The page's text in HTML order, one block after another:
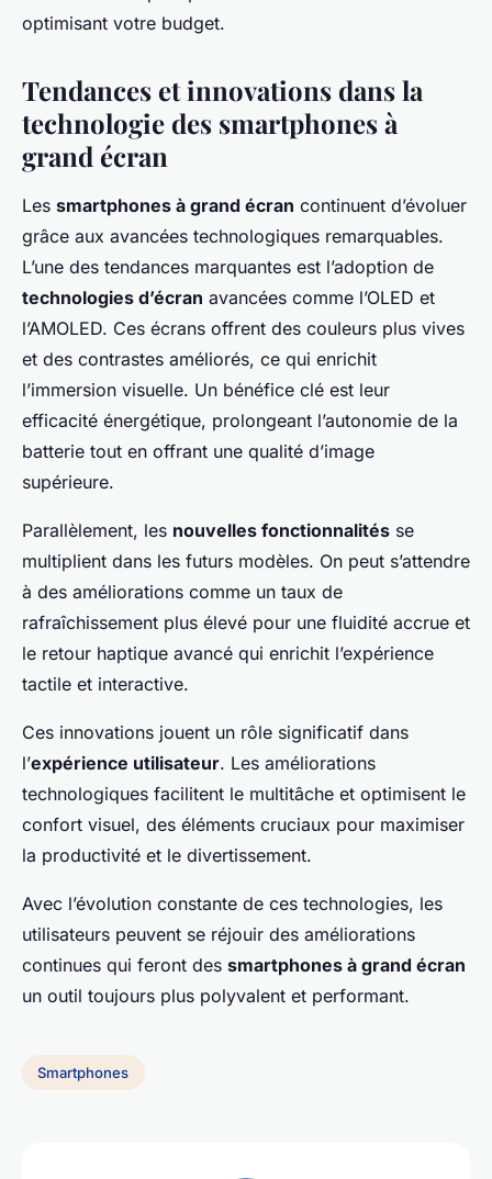
optimisant votre budget.
Tendances et innovations dans la
technologie des smartphones à
grand écran
Les smartphones à grand écran continuent d’évoluer
grâce aux avancées technologiques remarquables.
L’une des tendances marquantes est l’adoption de
technologies d’écran avancées comme l’OLED et
l’AMOLED. Ces écrans offrent des couleurs plus vives
et des contrastes améliorés, ce qui enrichit
l’immersion visuelle. Un bénéfice clé est leur
efficacité énergétique, prolongeant l’autonomie de la
batterie tout en offrant une qualité d’image
supérieure.
Parallèlement, les nouvelles fonctionnalités se
multiplient dans les futurs modèles. On peut s’attendre
à des améliorations comme un taux de
rafraîchissement plus élevé pour une fluidité accrue et
le retour haptique avancé qui enrichit l’expérience
tactile et interactive.
Ces innovations jouent un rôle significatif dans
l’expérience utilisateur. Les améliorations
technologiques facilitent le multitâche et optimisent le
confort visuel, des éléments cruciaux pour maximiser
la productivité et le divertissement.
Avec l’évolution constante de ces technologies, les
utilisateurs peuvent se réjouir des améliorations
continues qui feront des smartphones à grand écran
un outil toujours plus polyvalent et performant.
Smartphones